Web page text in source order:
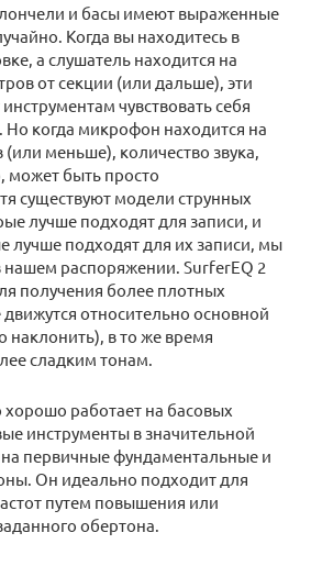
и басы имеют выраженные
Когда вы находитесь в
а слушатель находится на
от секции (или дальше), эти
чувствовать себя
когда микрофон находится на
меньше), количество звука,
может быть просто
существуют модели струнных
лучше подходят для записи, и
лучше подходят для их записи, мы
нашем распоряжении. SurferEQ 2
получения более плотных
относительно основной
наклонить), в то же время
сладким тонам.
работает на басовых
инструменты в значительной
первичные фундаментальные и
Он идеально подходит для
путем повышения или
обертона.